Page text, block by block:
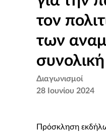
τον
των
Διαγωνισμοί
28 Ιουνίου 2024
Πρόσκληση